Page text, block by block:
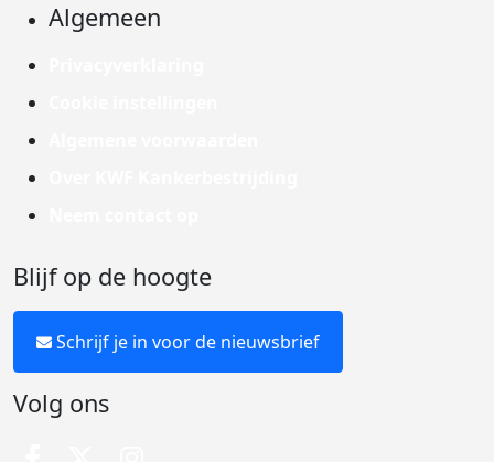
Algemeen
Blijf op de hoogte
Schrijf je in voor de nieuwsbrief
Volg ons